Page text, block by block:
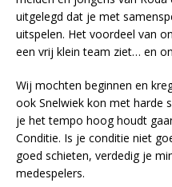
uitgelegd dat je met
uitspelen. Het voordeel van
een vrij klein team ziet… en
Wij mochten beginnen en
ook Snelwiek kon met harde
je het tempo hoog houdt
Conditie. Is je conditie niet
goed schieten, verdedig je
medespelers.